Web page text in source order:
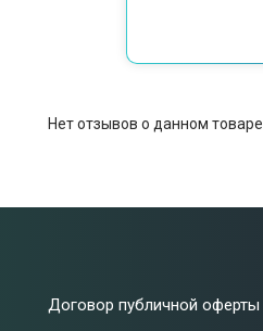
Нет отзывов о данном товаре.
Договор публичной оферты